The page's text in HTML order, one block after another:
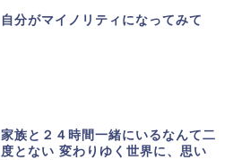
自分がマイノリティになってみて
家族と２４時間一緒にいるなんて二
度とない 変わりゆく世界に、思い